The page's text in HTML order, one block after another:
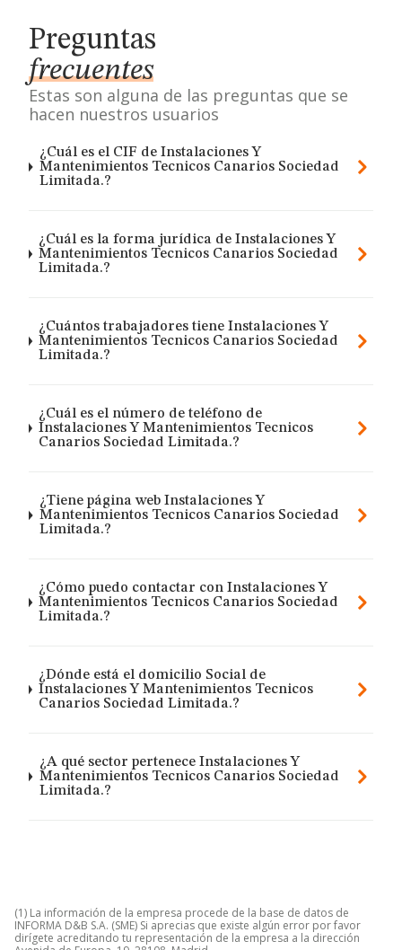
Preguntas
frecuentes
Estas son alguna de las preguntas que se
hacen nuestros usuarios
¿Cuál es el CIF de Instalaciones Y
Mantenimientos Tecnicos Canarios Sociedad
Limitada.?
¿Cuál es la forma jurídica de Instalaciones Y
Mantenimientos Tecnicos Canarios Sociedad
Limitada.?
¿Cuántos trabajadores tiene Instalaciones Y
Mantenimientos Tecnicos Canarios Sociedad
Limitada.?
¿Cuál es el número de teléfono de
Instalaciones Y Mantenimientos Tecnicos
Canarios Sociedad Limitada.?
¿Tiene página web Instalaciones Y
Mantenimientos Tecnicos Canarios Sociedad
Limitada.?
¿Cómo puedo contactar con Instalaciones Y
Mantenimientos Tecnicos Canarios Sociedad
Limitada.?
¿Dónde está el domicilio Social de
Instalaciones Y Mantenimientos Tecnicos
Canarios Sociedad Limitada.?
¿A qué sector pertenece Instalaciones Y
Mantenimientos Tecnicos Canarios Sociedad
Limitada.?
(1) La información de la empresa procede de la base de datos de
INFORMA D&B S.A. (SME) Si aprecias que existe algún error por favor
dirígete acreditando tu representación de la empresa a la dirección